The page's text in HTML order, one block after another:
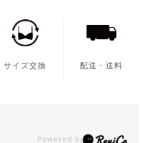
サイズ交換 配送・送料